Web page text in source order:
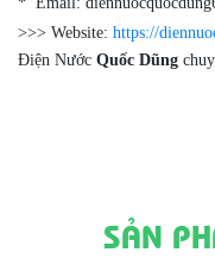
>>> Website: https://
Điện Nước Quốc Dũng
SẢN